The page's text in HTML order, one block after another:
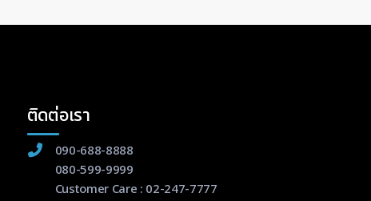
ติดต่อเรา
090-688-8888
080-599-9999
Customer Care : 02-247-7777